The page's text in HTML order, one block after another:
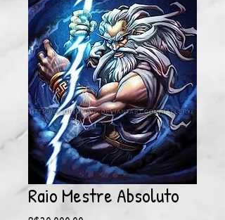
Raio Mestre Absoluto